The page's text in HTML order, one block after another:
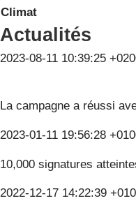
Climat
Actualités
2023-08-11 10:39:25
La campagne a réussi
2023-01-11 19:56:28
10,000 signatures
2022-12-17 14:22:39